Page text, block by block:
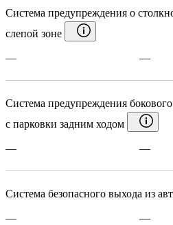
Система предупреждения о
слепой зоне
— —
Система предупреждения
с парковки задним ходом
— —
Система безопасного выхода из
— —